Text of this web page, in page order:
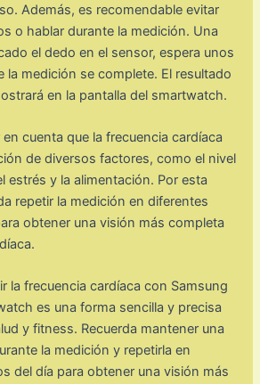
Además, es recomendable evitar
o hablar durante la medición. Una
el dedo en el sensor, espera unos
la medición se complete. El resultado
en la pantalla del smartwatch.
cuenta que la frecuencia cardíaca
de diversos factores, como el nivel
estrés y la alimentación. Por esta
repetir la medición en diferentes
obtener una visión más completa
la frecuencia cardíaca con Samsung
es una forma sencilla y precisa
y fitness. Recuerda mantener una
la medición y repetirla en
del día para obtener una visión más